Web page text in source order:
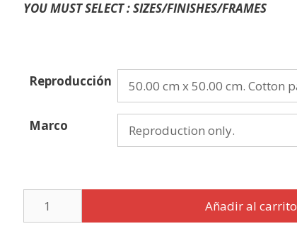
YOU MUST SELECT : SIZES/FINISHES/FRAMES
Reproducción
Marco
Añadir al carrito